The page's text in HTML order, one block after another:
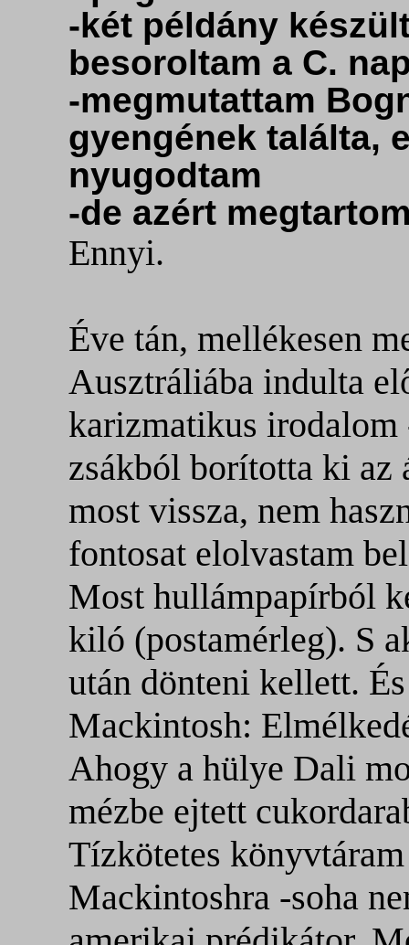
-két példány
besoroltam a C.
-megmutattam
gyengének találta,
nyugodtam
-de azért
Ennyi.
Éve tán, mellékesen
Ausztráliába indulta
karizmatikus irodalom
zsákból borította ki az
most vissza, nem
fontosat elolvastam
Most hullámpapírból
kiló (postamérleg). S
után dönteni kellett.
Mackintosh:
Ahogy a hülye Dali
mézbe ejtett
Tízkötetes
Mackintoshra -soha